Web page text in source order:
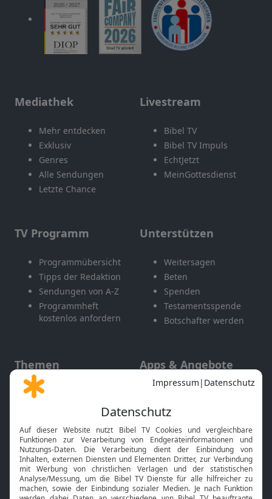
Mediathek
Mehr entdecken
Exklusiv
Genres
Alle Sendungen
Letzte Chance
Livestream
Bibel TV
Bibel TV Impuls
EchtJetzt
MeinGottesdienst
TV Programm
Programmübersicht
Tipps der Redaktion
Sendungen von A-Z
Programmheft
kostenlos anfordern
Unterstützen
Weitersagen
Beten
Spenden
Testamentsspende
Botschafter werden
Themen
Gott und Bibel erklärt
Neuigkeiten
Apps & Angebote
Mobile App
Smart TV
HbbTV
Bibelthek Online-Bibel
Nächster Gottesdienst